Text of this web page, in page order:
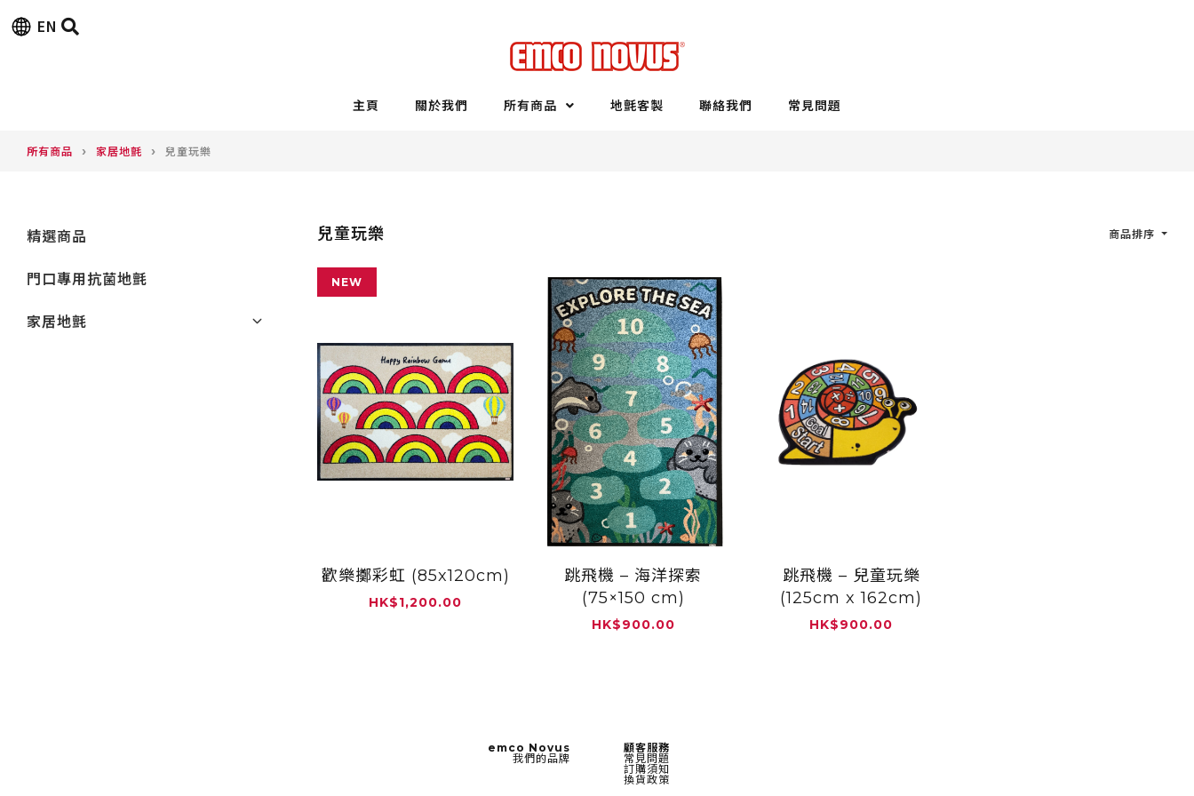
EN
主頁 關於我們 所有商品 地氈客製 聯絡我們 常見問題
所有商品 › 家居地氈 › 兒童玩樂
精選商品
門口專用抗菌地氈
家居地氈
兒童玩樂 商品排序
NEW
歡樂擲彩虹 (85x120cm)
HK$1,200.00
跳飛機 – 海洋探索
(75×150 cm)
HK$900.00
跳飛機 – 兒童玩樂
(125cm x 162cm)
HK$900.00
emco Novus
我們的品牌
顧客服務
常見問題
訂購須知
換貨政策